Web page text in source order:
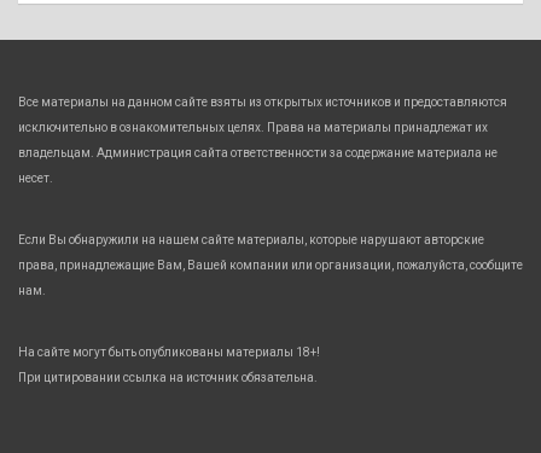
Все материалы на данном сайте взяты из открытых источников и предоставляются
исключительно в ознакомительных целях. Права на материалы принадлежат их
владельцам. Администрация сайта ответственности за содержание материала не
несет.
Если Вы обнаружили на нашем сайте материалы, которые нарушают авторские
права, принадлежащие Вам, Вашей компании или организации, пожалуйста, сообщите
нам.
На сайте могут быть опубликованы материалы 18+!
При цитировании ссылка на источник обязательна.